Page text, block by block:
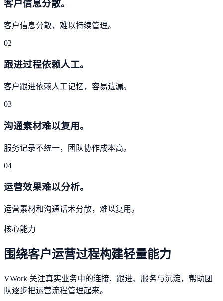
客户信息分散。
客户信息分散，难以持续管理。
02
跟进过程依赖人工。
客户跟进依赖人工记忆，容易遗漏。
03
沟通素材难以复用。
服务记录不统一，团队协作成本高。
04
运营效果难以分析。
运营素材和沟通话术分散，难以复用。
核心能力
围绕客户运营过程构建轻量能力
VWork 关注真实业务中的连接、跟进、服务与沉淀，帮助团
队逐步把运营流程管理起来。